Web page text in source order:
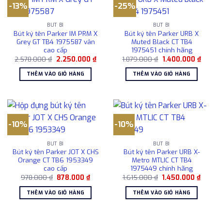
-13%
BÚT BI
Bút ký tên Parker IM PRM X
Grey GT TB4 1975587 vân
cao cấp
2.578.000₫ Giá
là:
2.578.000 ₫.
2.250.000 ₫Giá
hiện
2.250.000 ₫.
THÊM VÀO GIỎ HÀNG
-25%
BÚT BI
Bút ký tên Parker URB X
Muted Black CT TB4
1975451 chính hãng
1.879.000₫ Giá
là:
1.879.000 ₫.
1.400.000 ₫Giá
hiện
THÊM VÀO GIỎ HÀNG
-10%
BÚT BI
Bút ký tên Parker JOT X CHS
Orange CT TB6 1953349
cao cấp
978.000₫ Giá
là:
978.000 ₫.
878.000₫Giá
hiện
tại
878.000 ₫.
THÊM VÀO GIỎ HÀNG
-10%
BÚT BI
Bút ký tên Parker URB X-
Metro MTLIC CT TB4
1975449 chính hãng
1.615.000₫ Giá
là:
1.615.000 ₫.
1.450.000₫Giá
hiện
THÊM VÀO GIỎ HÀNG